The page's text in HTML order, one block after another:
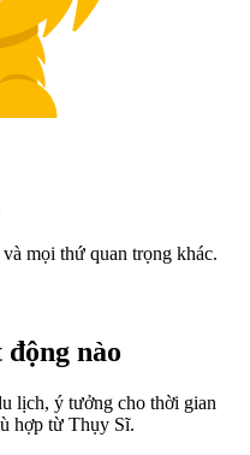
mọi thứ quan trọng khác.
nào
lịch, ý tưởng cho thời gian
hợp từ Thụy Sĩ.